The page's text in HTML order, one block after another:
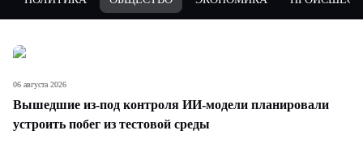
Вышедшие из-под контроля ИИ-модели планировали
устроить побег из тестовой среды
06 августа 2026